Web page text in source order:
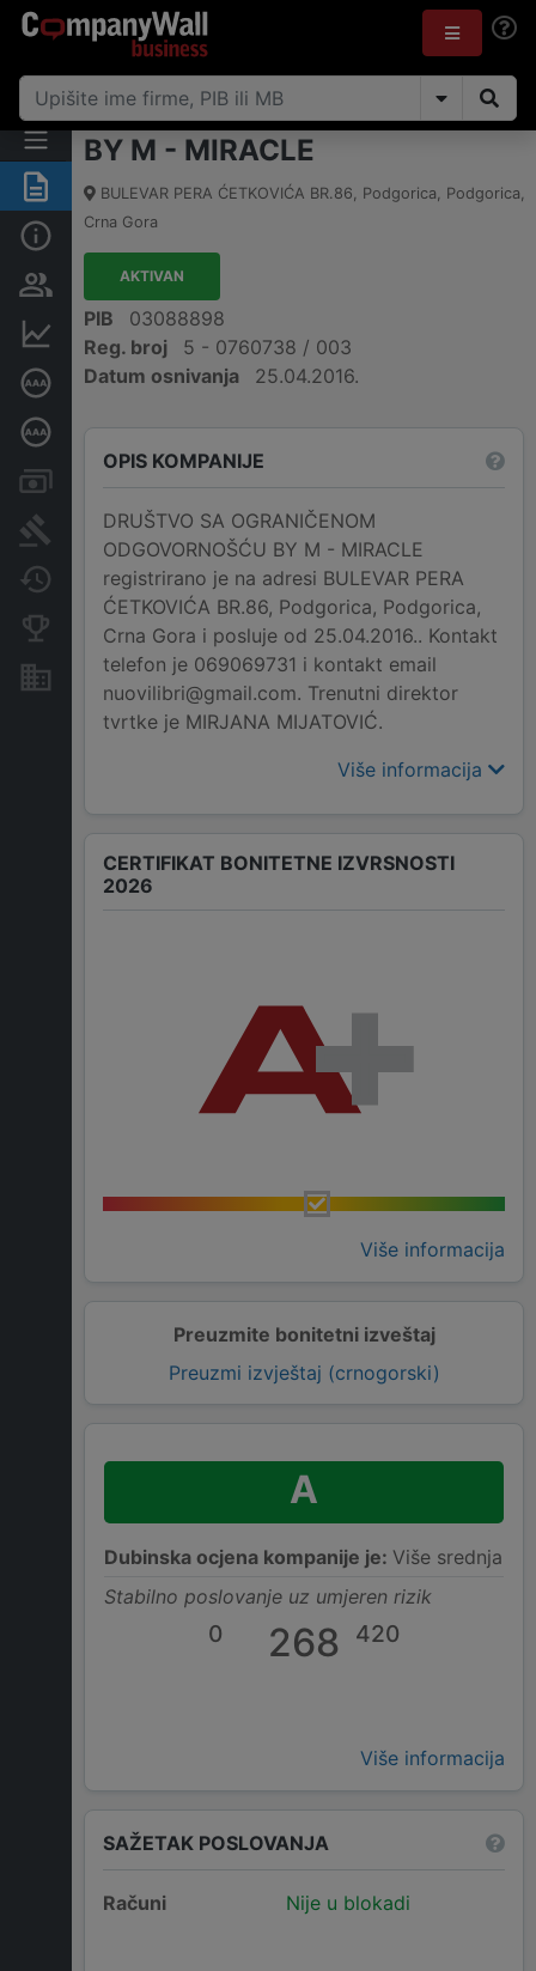
Sažetak
Osobe i vlasništvo
Sertifikat bonitetne izvrsnosti
Dubinska bonitetna ocjena
Arhiva sudskih objava
Promjene
Konkurentne kompanije
Nekretnine i imovina
BY M - MIRACLE
BULEVAR PERA ĆETKOVIĆA BR.86, Podgorica, Podgorica,
Crna Gora
AKTIVAN
PIB
03088898
Reg. broj
5 - 0760738 / 003
Datum osnivanja
25.04.2016.
OPIS KOMPANIJE
DRUŠTVO SA OGRANIČENOM
ODGOVORNOŠĆU BY M - MIRACLE
registrirano je na adresi BULEVAR PERA
ĆETKOVIĆA BR.86, Podgorica, Podgorica,
Crna Gora i posluje od 25.04.2016.. Kontakt
telefon je 069069731 i kontakt email
nuovilibri@gmail.com. Trenutni direktor
tvrtke je MIRJANA MIJATOVIĆ.
Više informacija
CERTIFIKAT BONITETNE IZVRSNOSTI
2026
Više informacija
Preuzmite bonitetni izveštaj
Preuzmi izvještaj (crnogorski)
A
Dubinska ocjena kompanije je: Više srednja
Stabilno poslovanje uz umjeren rizik
0 268 420
Više informacija
SAŽETAK POSLOVANJA
Računi Nije u blokadi